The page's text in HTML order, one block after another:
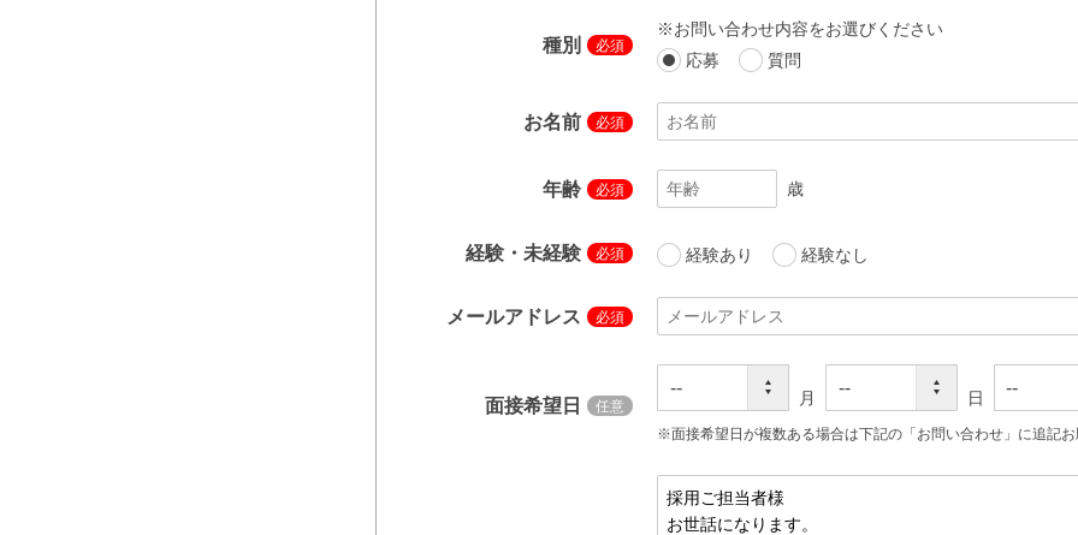
種別
※お問い合わせ内容をお選びください
応募
質問
お名前
年齢 歳
経験・未経験 経験あり 経験なし
メールアドレス
面接希望日 月 日
※面接希望日が複数ある場合は下記の「お問い合わせ」に追記